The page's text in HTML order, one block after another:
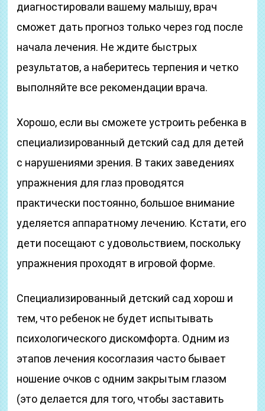
диагностировали вашему малышу, врач
сможет дать прогноз только через год после
начала лечения. Не ждите быстрых
результатов, а наберитесь терпения и четко
выполняйте все рекомендации врача.
Хорошо, если вы сможете устроить ребенка в
специализированный детский сад для детей
с нарушениями зрения. В таких заведениях
упражнения для глаз проводятся
практически постоянно, большое внимание
уделяется аппаратному лечению. Кстати, его
дети посещают с удовольствием, поскольку
упражнения проходят в игровой форме.
Специализированный детский сад хорош и
тем, что ребенок не будет испытывать
психологического дискомфорта. Одним из
этапов лечения косоглазия часто бывает
ношение очков с одним закрытым глазом
(это делается для того, чтобы заставить